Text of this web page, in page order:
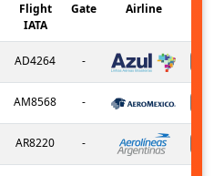
Flight
IATA
Gate Airline
AD4264 -
AM8568 -
AR8220 -